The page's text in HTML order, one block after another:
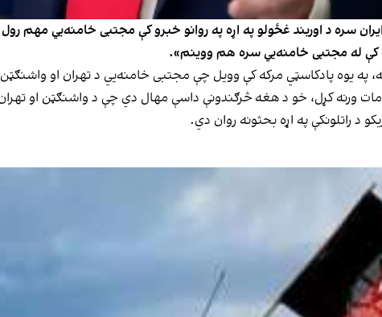
سره د اوربند غځولو په اړه په روانو خبرو کې مجتبی خامنه‌یي مهم
له مجتبی خامنه‌یي سره هم ووینم».
ورنه کړل، خو د هغه څرګندونې داسې مهال دي چې د واشنګټن او
د راتلونکې په اړه بحثونه روان دي.